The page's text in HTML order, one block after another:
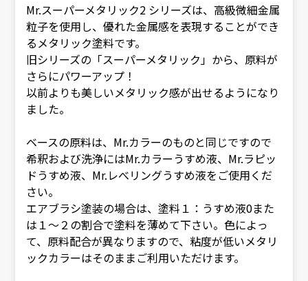
Mr.スーパーメタリック2 シリーズは、高級微細金属
粒子を使用し、優れた金属感を表現することができ
るメタリック塗料です。
旧シリーズの「スーパーメタリック」から、原料が
さらにパワーアップ！
以前よりも美しいメタリック感が出せるようになり
ました。
ベースの原料は、Mr.カラーのものと同じですので
希釈および洗浄にはMr.カラーうすめ液、Mr.ラピッ
ドうすめ液、Mr.レべリングうすめ液をご使用くだ
さい。
エアブラシ塗装の場合は、塗料１：うすめ液0また
は１～２の割合で塗料を薄めて下さい。色によっ
て、原料配合が異なりますので、粘度が低いメタリ
ックカラーはそのままご利用いただけます。